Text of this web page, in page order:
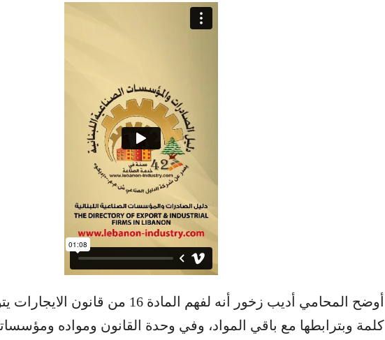
أوضح المحامي أديب زخور أنه لفهم المادة 16
كلمة وبترابطها مع باقي المواد، وفي وحدة القانون ومواده